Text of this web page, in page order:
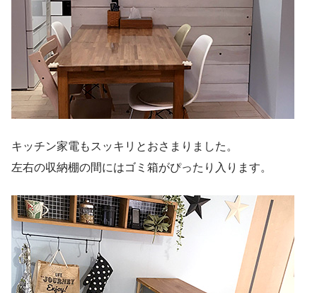
キッチン家電もスッキリとおさまりました。
左右の収納棚の間にはゴミ箱がぴったり入ります。